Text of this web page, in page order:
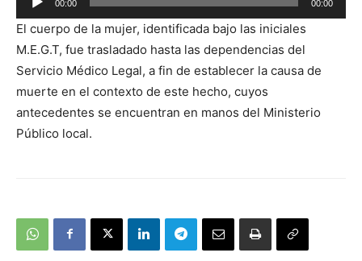
de
audio
00:00 00:00
El cuerpo de la mujer, identificada bajo las iniciales
M.E.G.T, fue trasladado hasta las dependencias del
Servicio Médico Legal, a fin de establecer la causa de
muerte en el contexto de este hecho, cuyos
antecedentes se encuentran en manos del Ministerio
Público local.